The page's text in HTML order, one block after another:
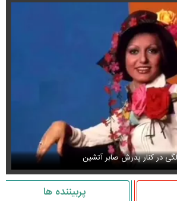
پربیننده ها